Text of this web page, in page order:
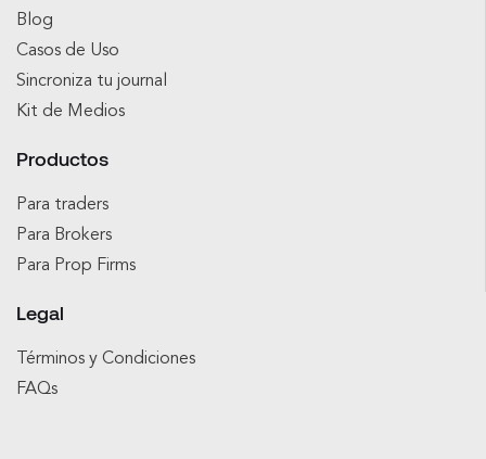
Blog
Casos de Uso
Sincroniza tu journal
Kit de Medios
Productos
Para traders
Para Brokers
Para Prop Firms
Legal
Términos y Condiciones
FAQs